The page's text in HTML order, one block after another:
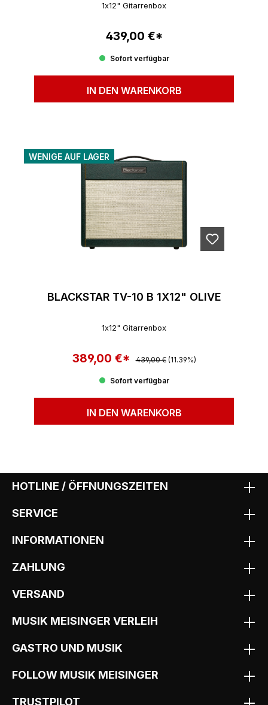
1x12" Gitarrenbox
Regulärer Preis:
439,00 €*
Sofort verfügbar
IN DEN WARENKORB
WENIGE AUF LAGER
BLACKSTAR TV-10 B 1X12" OLIVE
1x12" Gitarrenbox
Verkaufspreis:
389,00 €* Regulärer Preis:
439,00 € (11.39%)
Sofort verfügbar
IN DEN WARENKORB
HOTLINE / ÖFFNUNGSZEITEN
SERVICE
INFORMATIONEN
ZAHLUNG
VERSAND
MUSIK MEISINGER VERLEIH
GASTRO UND MUSIK
FOLLOW MUSIK MEISINGER
TRUSTPILOT